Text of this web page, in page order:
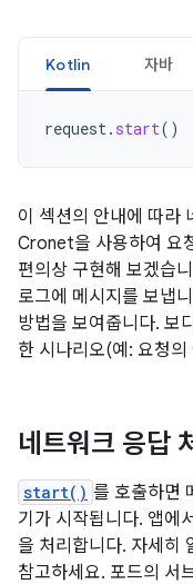
Kotlin 자바
request. start()
이 섹션의 안내에 따라
Cronet을 사용하여 요
편의상 구현해 보겠습
로그에 메시지를 보냅
방법을 보여줍니다. 보
한 시나리오(예: 요청
네트워크 응답
start() 를 호출하면
기가 시작됩니다. 앱에
을 처리합니다. 자세히
참고하세요. 포드의 서